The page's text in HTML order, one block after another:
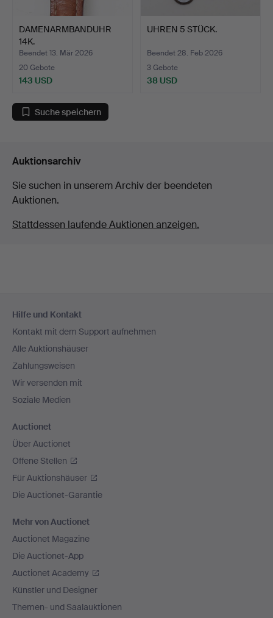
DAMENARMBANDUHR
14K.
Beendet 13. Mär 2026
20 Gebote
143 USD
UHREN 5 STÜCK.
Beendet 28. Feb 2026
3 Gebote
38 USD
Suche speichern
Auktionsarchiv
Sie suchen in unserem Archiv der beendeten
Auktionen.
Stattdessen laufende Auktionen anzeigen.
Navigation
Hilfe und Kontakt
Kontakt mit dem Support aufnehmen
Alle Auktionshäuser
Zahlungsweisen
Wir versenden mit
Soziale Medien
Auctionet
Über Auctionet
Offene Stellen
Für Auktionshäuser
Die Auctionet-Garantie
Mehr von Auctionet
Auctionet Magazine
Die Auctionet-App
Auctionet Academy
Künstler und Designer
Themen- und Saalauktionen